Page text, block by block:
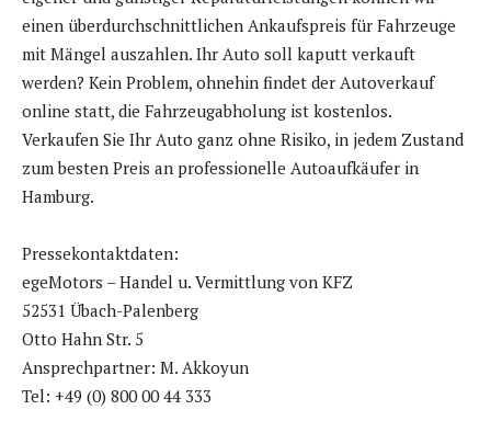
einen überdurchschnittlichen Ankaufspreis für Fahrzeuge
mit Mängel auszahlen. Ihr Auto soll kaputt verkauft
werden? Kein Problem, ohnehin findet der Autoverkauf
online statt, die Fahrzeugabholung ist kostenlos.
Verkaufen Sie Ihr Auto ganz ohne Risiko, in jedem Zustand
zum besten Preis an professionelle Autoaufkäufer in
Hamburg.
Pressekontaktdaten:
egeMotors – Handel u. Vermittlung von KFZ
52531 Übach-Palenberg
Otto Hahn Str. 5
Ansprechpartner: M. Akkoyun
Tel: +49 (0) 800 00 44 333